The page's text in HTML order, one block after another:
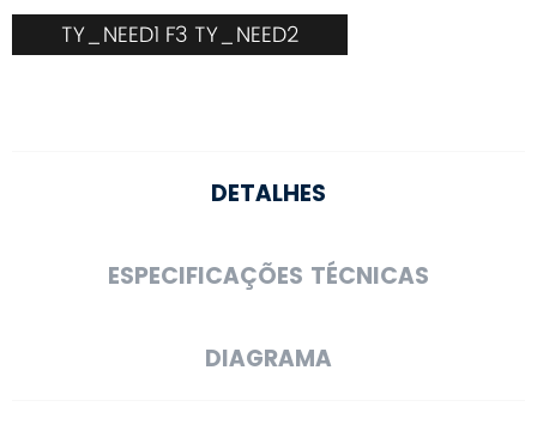
TY_NEED1 F3 TY_NEED2
DETALHES
ESPECIFICAÇÕES TÉCNICAS
DIAGRAMA